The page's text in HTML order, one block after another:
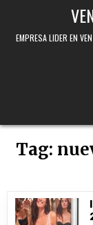
EMPRESA LIDER EN
Tag: